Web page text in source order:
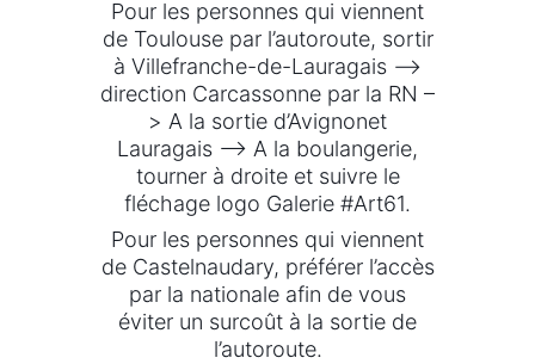
Pour les personnes qui viennent
de Toulouse par l’autoroute, sortir
à Villefranche-de-Lauragais –>
direction Carcassonne par la RN –
> A la sortie d’Avignonet
Lauragais –> A la boulangerie,
tourner à droite et suivre le
fléchage logo Galerie #Art61.
Pour les personnes qui viennent
de Castelnaudary, préférer l’accès
par la nationale afin de vous
éviter un surcoût à la sortie de
l’autoroute.